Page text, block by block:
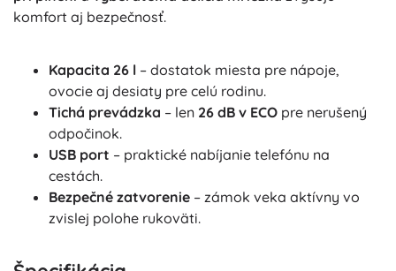
komfort aj bezpečnosť.
Kapacita 26 l – dostatok miesta pre nápoje,
ovocie aj desiaty pre celú rodinu.
Tichá prevádzka – len 26 dB v ECO pre nerušený
odpočinok.
USB port – praktické nabíjanie telefónu na
cestách.
Bezpečné zatvorenie – zámok veka aktívny vo
zvislej polohe rukoväti.